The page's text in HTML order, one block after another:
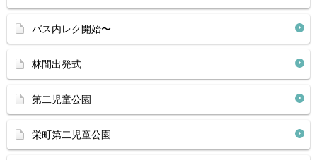
バス内レク開始〜
林間出発式
第二児童公園
栄町第二児童公園